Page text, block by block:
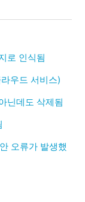
로 인식됨
우드 서비스)
닌데도 삭제됨
오류가 발생했